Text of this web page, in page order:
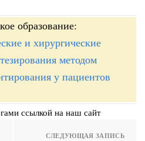
образование:
и хирургические
методом
у пациентов
ссылкой на наш сайт
СЛЕДУЮЩАЯ ЗАПИСЬ